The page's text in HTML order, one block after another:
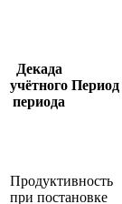
Декада
учётного
периода
Период
Продуктивность
при постановке